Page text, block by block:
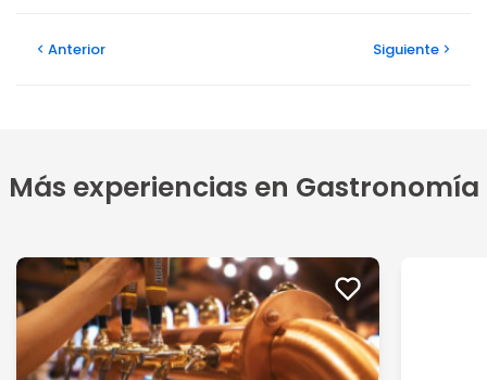
Anterior Siguiente
Más experiencias en Gastronomía